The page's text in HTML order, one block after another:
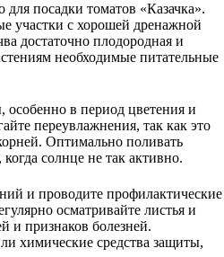
посадки томатов «Казачка».
участки с хорошей дренажной
достаточно плодородная и
необходимые питательные
особенно в период цветения и
переувлажнения, так как это
Оптимально поливать
солнце не так активно.
и проводите профилактические
осматривайте листья и
и признаков болезней.
химические средства защиты,